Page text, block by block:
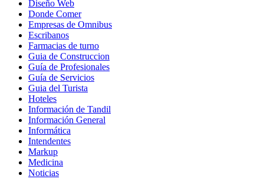
Diseño Web
Donde Comer
Empresas de Omnibus
Escribanos
Farmacias de turno
Guia de Construccion
Guía de Profesionales
Guía de Servicios
Guia del Turista
Hoteles
Información de Tandil
Información General
Informática
Intendentes
Markup
Medicina
Noticias